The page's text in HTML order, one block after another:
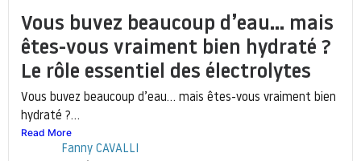
Vous buvez beaucoup d’eau… mais
êtes-vous vraiment bien hydraté ?
Le rôle essentiel des électrolytes
Vous buvez beaucoup d’eau… mais êtes-vous vraiment bien
hydraté ?...
Read More
Fanny CAVALLI